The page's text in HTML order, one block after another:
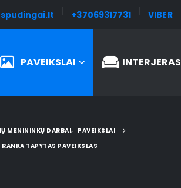
+37069317731 VIBER
PAVEIKSLAI INTERJERAS
MENININKŲ DARBAI, PAVEIKSLAI
TAPYTAS PAVEIKSLAS